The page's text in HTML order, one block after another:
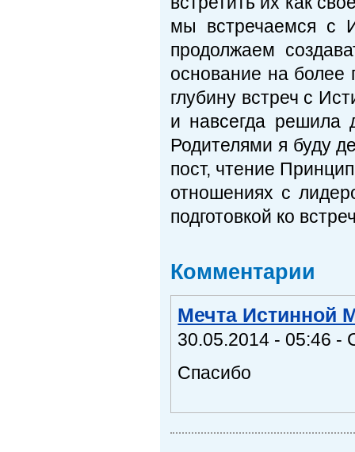
мы встречаемся с
продолжаем
основание на более
глубину встреч с
и навсегда решила
Родителями я буду
пост, чтение
отношениях с
подготовкой ко
Комментарии
Мечта Истинной
30.05.2014 - 05:46 -
Спасибо